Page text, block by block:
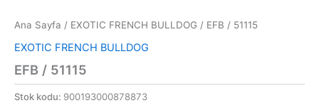
Ana Sayfa / EXOTIC FRENCH BULLDOG / EFB / 51115
EXOTIC FRENCH BULLDOG
EFB / 51115
Stok kodu: 900193000878873